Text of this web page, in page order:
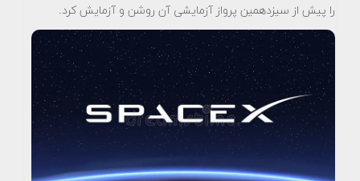
را پیش از سیزدهمین پرواز آزمایشی آن روشن و آزمایش کرد.